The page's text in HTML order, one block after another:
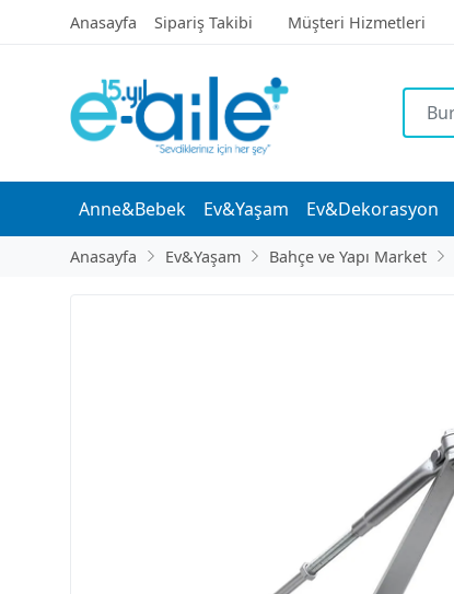
Anasayfa Sipariş Takibi Müşteri Hizmetleri
Anne&Bebek Ev&Yaşam Ev&Dekorasyon
Anasayfa Ev&Yaşam Bahçe ve Yapı Market